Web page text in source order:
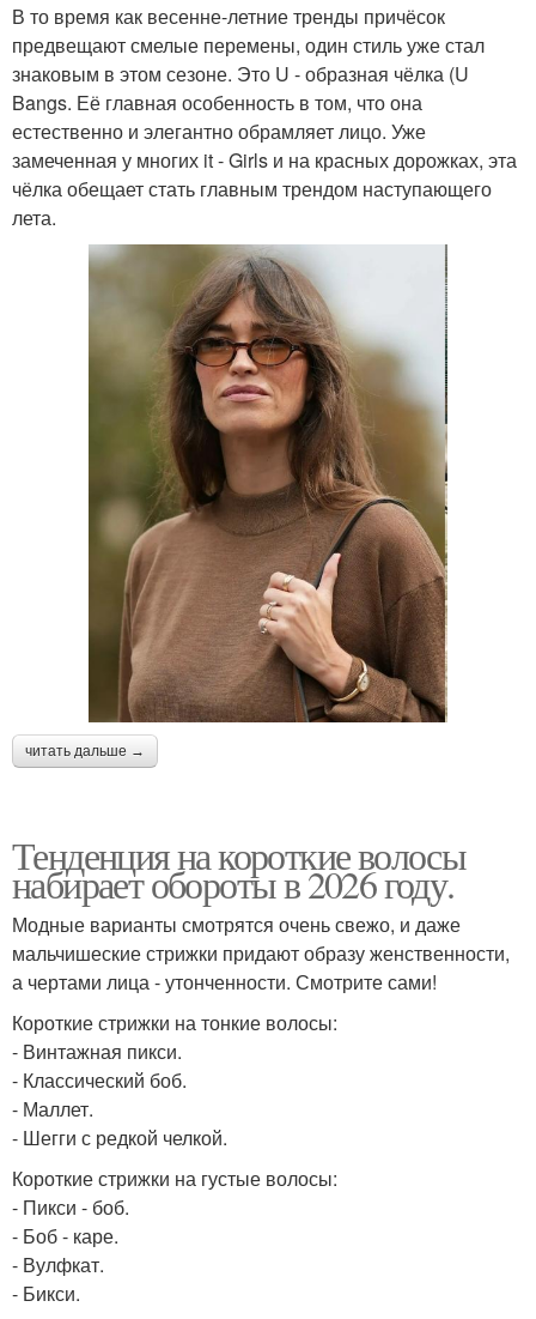
В то время как весенне-летние тренды причёсок
предвещают смелые перемены, один стиль уже стал
знаковым в этом сезоне. Это U - образная чёлка (U
Bangs. Её главная особенность в том, что она
естественно и элегантно обрамляет лицо. Уже
замеченная у многих it - Girls и на красных дорожках, эта
чёлка обещает стать главным трендом наступающего
лета.
читать дальше →
Тенденция на короткие волосы
набирает обороты в 2026 году.
Модные варианты смотрятся очень свежо, и даже
мальчишеские стрижки придают образу женственности,
а чертами лица - утонченности. Смотрите сами!
Короткие стрижки на тонкие волосы:
- Винтажная пикси.
- Классический боб.
- Маллет.
- Шегги с редкой челкой.
Короткие стрижки на густые волосы:
- Пикси - боб.
- Боб - каре.
- Вулфкат.
- Бикси.